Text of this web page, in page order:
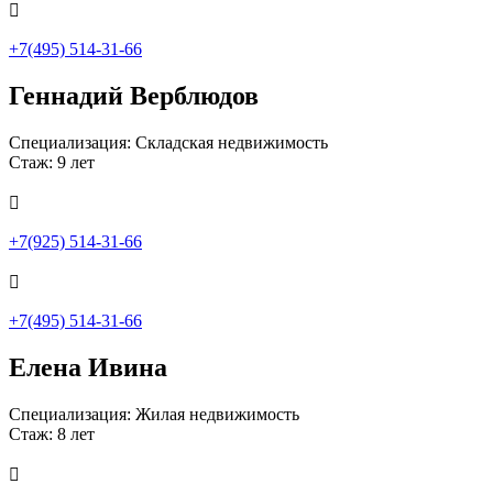

+7(495) 514-31-66
Геннадий Верблюдов
Специализация: Складская недвижимость
Стаж: 9 лет

+7(925) 514-31-66

+7(495) 514-31-66
Елена Ивина
Специализация: Жилая недвижимость
Стаж: 8 лет
